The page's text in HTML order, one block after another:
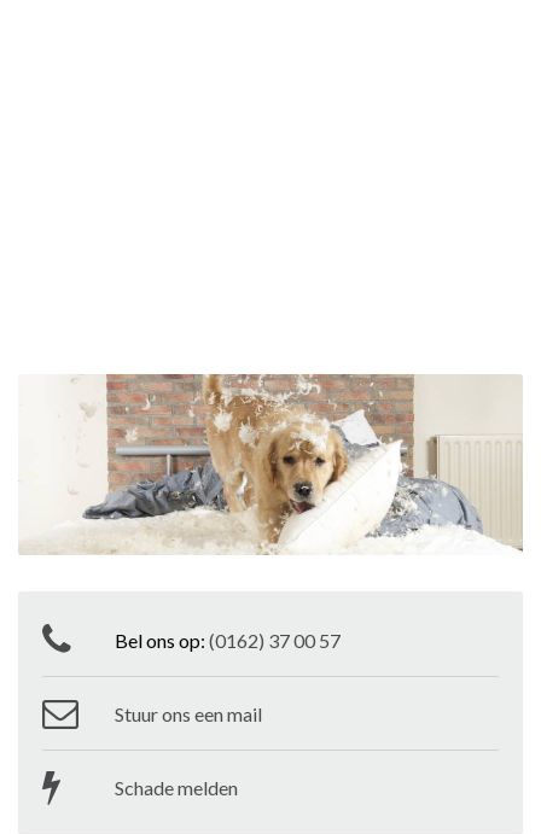
Bel ons op: (0162) 37 00 57
Stuur ons een mail
Schade melden